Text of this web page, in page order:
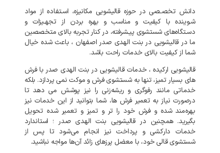
دانش تخصـصی در حوزه قالیشویی مکانیزه، اسـتفاده از مواد
شـوینده با کیفیت و مناسب و بهره بردن از تجهـیزات و
دسـتگاه‌های شستشوی پیـشرفته، در کنار تجربه بالای متخصصین
ما در قالیشویی در بنت الهدی صدر اصفهان ، باعث شده خیال
شما از کیفیت بالای خدمات راحت باشد.
قالیشویی ارکیده ، خدمات قالیشویی در بنت الهدی صدر با فرش
های بسیار تمیز، تنها به شستشوی فرش و موکت نمی‌ پردازد. بلکه
خدماتی مانند رفوگری و ریشه‌زنی را نیز پوشش می‌ دهد تا
درصورت نیاز به تعمیر فرش‌ ها، شما بتوانید از این خدمات نیز
بهره‌مند شده و فرش خود را تر و تمیز و تعمیر شده تحویل
بگیرید. همچنین در قالیشویی بنت الهدی صدر ؛ استاندارد
خدمات دارکشی و پرداخت نیز انجام می‌شود تا پس از
شستشوی قالی خود، با معضل پرزهای زائد آن‌ها مواجه نباشید.